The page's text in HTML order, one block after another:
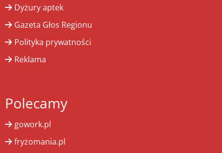
Dyżury aptek
Gazeta Głos Regionu
Polityka prywatności
Reklama
Polecamy
gowork.pl
fryzomania.pl